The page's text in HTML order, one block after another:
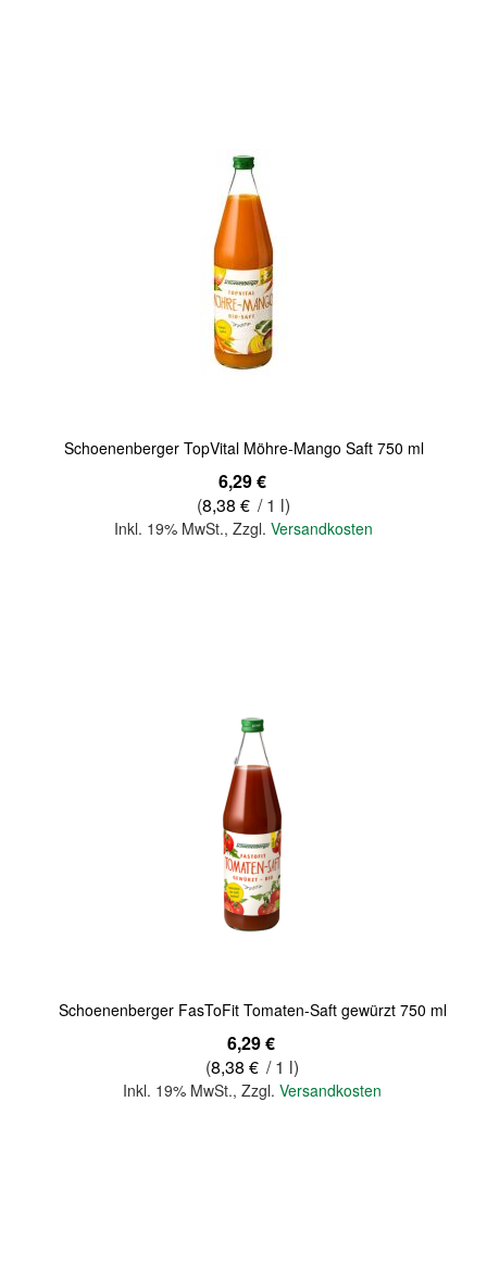
Schoenenberger TopVital Möhre-Mango Saft 750 ml
6,29 €
(8,38 € / 1 l)
Inkl. 19% MwSt., Zzgl. Versandkosten
Schoenenberger FasToFit Tomaten-Saft gewürzt 750 ml
6,29 €
(8,38 € / 1 l)
Inkl. 19% MwSt.,Zzgl.Versandkosten